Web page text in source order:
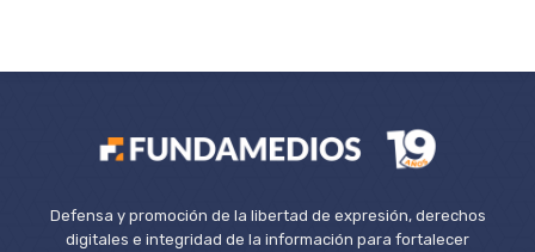
Defensa y promoción de la libertad de expresión, derechos
digitales e integridad de la información para fortalecer